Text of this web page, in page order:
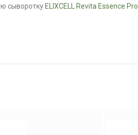
сыворотку ELIXCELL Revita Essence Pro